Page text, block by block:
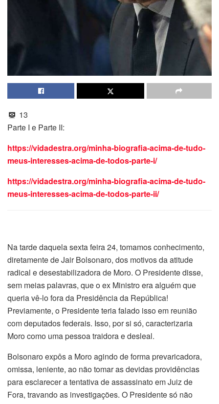
13
Parte I e Parte II:
https://vidadestra.org/minha-biografia-acima-de-tudo-
meus-interesses-acima-de-todos-parte-i/
https://vidadestra.org/minha-biografia-acima-de-tudo-
meus-interesses-acima-de-todos-parte-ii/
Na tarde daquela sexta feira 24, tomamos conhecimento,
diretamente de Jair Bolsonaro, dos motivos da atitude
radical e desestabilizadora de Moro. O Presidente disse,
sem meias palavras, que o ex Ministro era alguém que
queria vê-lo fora da Presidência da República!
Previamente, o Presidente teria falado isso em reunião
com deputados federais. Isso, por si só, caracterizaria
Moro como uma pessoa traidora e desleal.
Bolsonaro expôs a Moro agindo de forma prevaricadora,
omissa, leniente, ao não tomar as devidas providências
para esclarecer a tentativa de assassinato em Juiz de
Fora, travando as investigações. O Presidente só não